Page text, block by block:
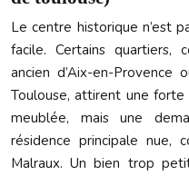
Le centre historique n’est
facile. Certains quartiers,
ancien d’Aix-en-Provence
Toulouse, attirent une forte
meublée, mais une
résidence principale nue,
Malraux. Un bien trop